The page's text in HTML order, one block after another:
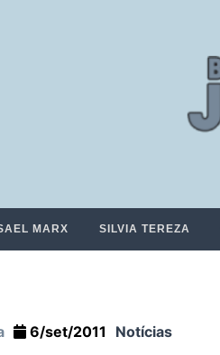
MARX SILVIA TEREZA
6/set/2011 Notícias